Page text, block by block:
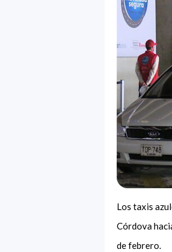
Los taxis
Córdova
de febrero.